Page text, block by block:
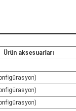
Ürün aksesuarları